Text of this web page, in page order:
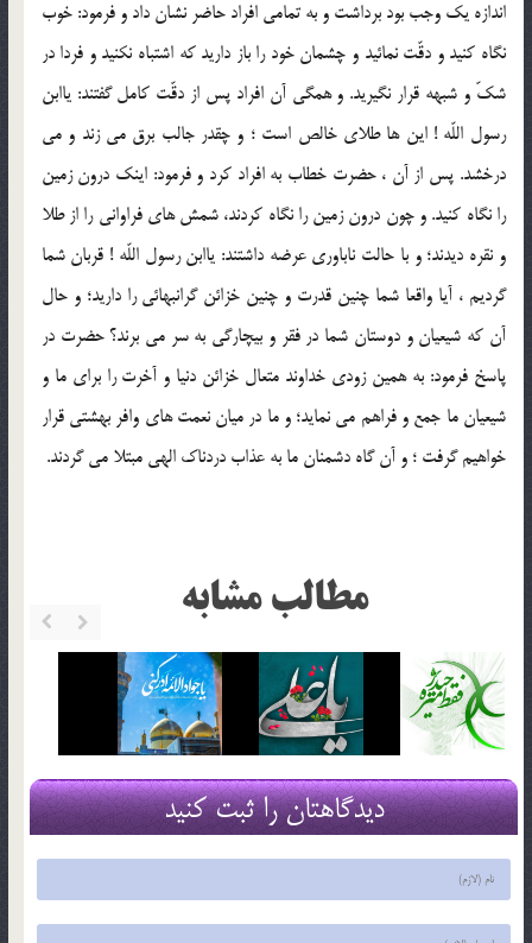
اندازه يك وجب بود برداشت و به تمامي افراد حاضر نشان داد و فرمود: خوب
نگاه كنيد و دقّت نمائيد و چشمان خود را باز داريد كه اشتباه نكنيد و فردا در
شكّ و شبهه قرار نگيريد. و همگي آن افراد پس از دقّت كامل گفتند: ياابن
رسول اللّه ! اين ها طلاي خالص است ؛ و چقدر جالب برق مي زند و مي
درخشد. پس از آن ، حضرت خطاب به افراد كرد و فرمود: اينك درون زمين
را نگاه كنيد. و چون درون زمين را نگاه كردند، شمش هاي فراواني را از طلا
و نقره ديدند؛ و با حالت ناباوري عرضه داشتند: ياابن رسول اللّه ! قربان شما
گرديم ، آيا واقعا شما چنين قدرت و چنين خزائن گرانبهائي را داريد؛ و حال
آن كه شيعيان و دوستان شما در فقر و بيچارگي به سر مي برند؟ حضرت در
پاسخ فرمود: به همين زودي خداوند متعال خزائن دنيا و آخرت را براي ما و
شيعيان ما جمع و فراهم مي نمايد؛ و ما در ميان نعمت هاي وافر بهشتي قرار
خواهيم گرفت ؛ و آن گاه دشمنان ما به عذاب دردناك الهي مبتلا مي گردند.
مطالب مشابه
دیدگاهتان را ثبت کنید